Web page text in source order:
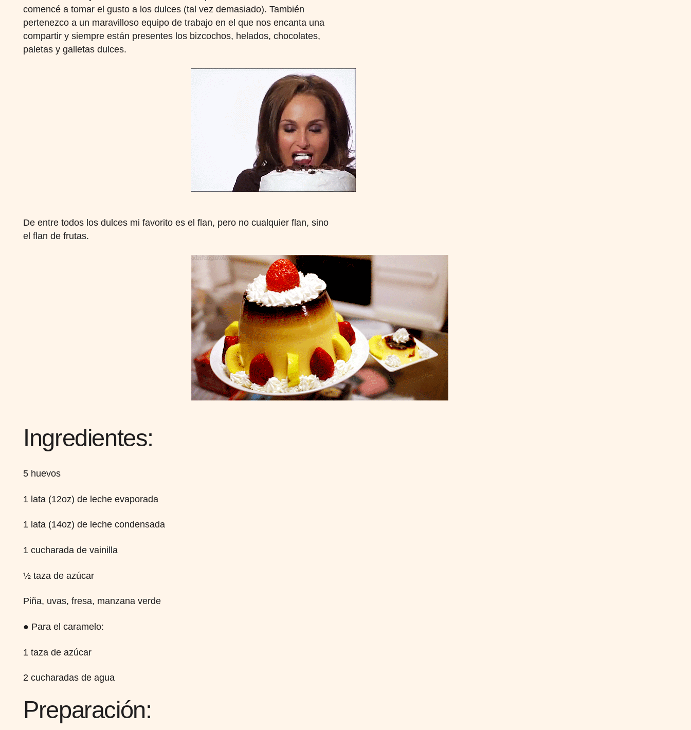
comencé a tomar el gusto a los dulces (tal vez demasiado). También
pertenezco a un maravilloso equipo de trabajo en el que nos encanta una
compartir y siempre están presentes los bizcochos, helados, chocolates,
paletas y galletas dulces.
De entre todos los dulces mi favorito es el flan, pero no cualquier flan, sino
el flan de frutas.
Ingredientes:
5 huevos
1 lata (12oz) de leche evaporada
1 lata (14oz) de leche condensada
1 cucharada de vainilla
½ taza de azúcar
Piña, uvas, fresa, manzana verde
● Para el caramelo:
1 taza de azúcar
2 cucharadas de agua
Preparación: